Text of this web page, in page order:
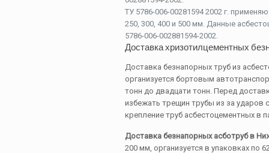
ТУ 5786-006-00281594 2002 г.
250, 300, 400 и 500 мм. Данные
5786-006-002881594-2002.
Доставка хризотилцементных
Доставка безнапорных труб из
организуется бортовым
тонн до двадцати тонн. Перед
избежать трещин трубы из за ударов
крепление труб асбестоцементных в
Доставка безнапорных асботруб в
200 мм, организуется в упаковках по